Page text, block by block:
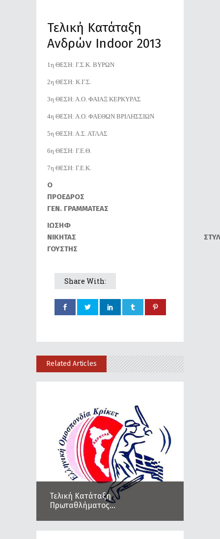
Τελική Κατάταξη
Ανδρών Indoor 2013
1η ΘΕΣΗ: Γ.Σ.Κ. ΒΥΡΩΝ
2η ΘΕΣΗ: Κ.Γ.Σ.
3η ΘΕΣΗ: Α.Ο. ΦΑΙΑΞ ΚΕΡΚΥΡΑΣ
4η ΘΕΣΗ: Α.Ο. ΦΑΕΘΩΝ ΒΡΙΛΗΣΣΙΩΝ
5η ΘΕΣΗ: Α.Σ. ΑΤΛΑΣ
6η ΘΕΣΗ: Γ.Ε.Θ.
7η ΘΕΣΗ: Γ.Ε.Κ.
Ο
ΠΡΟΕΔΡΟΣ
ΓΕΝ. ΓΡΑΜΜΑΤΕΑΣ
ΙΩΣΗΦ
ΝΙΚΗΤΑΣ
ΓΟΥΣΤΗΣ
Share With:
Related Articles
Τελική Κατάταξη
Πρωταθλήματος...